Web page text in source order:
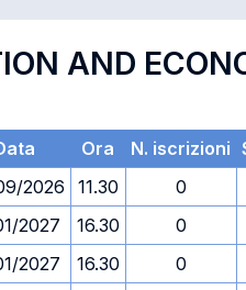
AND
Ora N. iscrizioni
2026 11.30 0
2027 16.30 0
2027 16.30 0